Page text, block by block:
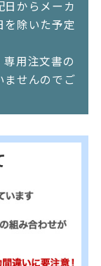
日からメーカ
除いた予定
用注文書の
ませんのでご